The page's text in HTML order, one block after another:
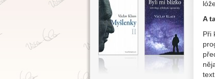
A
Při